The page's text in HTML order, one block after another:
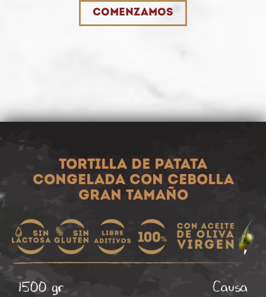
Comenzamos
Tortilla de patata
congelada con cebolla
gran tamaño
1500 gr
Causa